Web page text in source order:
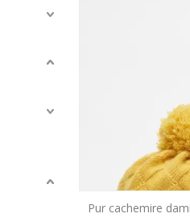
Pur cachemire